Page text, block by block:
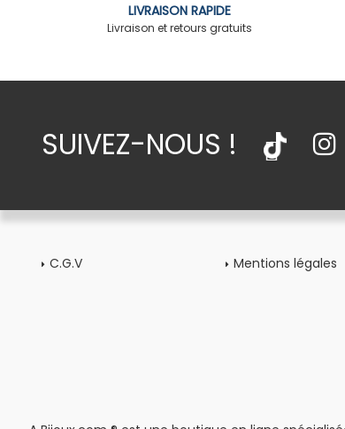
LIVRAISON RAPIDE
Livraison et retours gratuits
SUIVEZ-NOUS !
C.G.V Mentions légales